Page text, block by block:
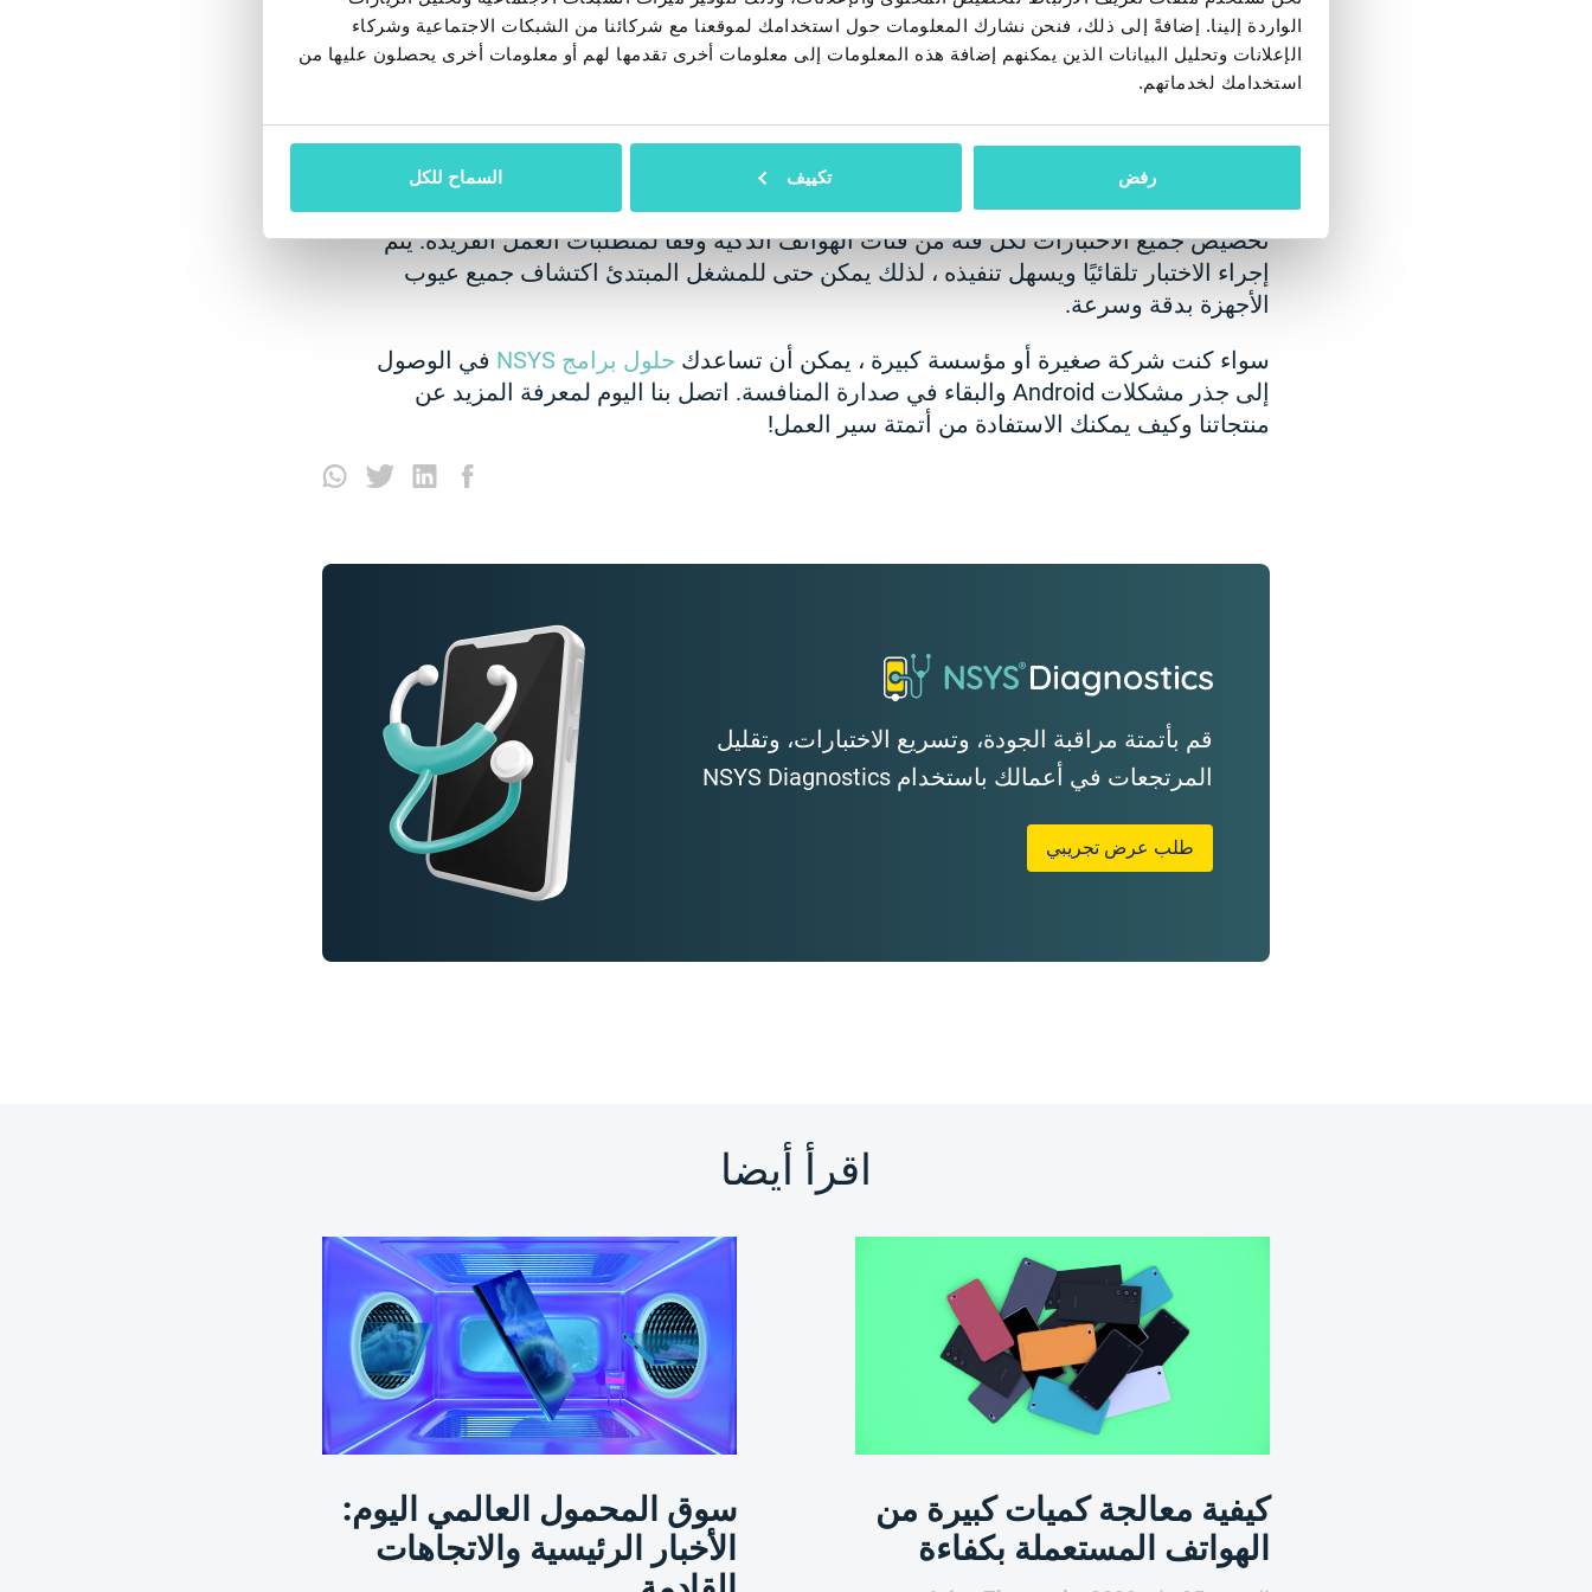
الواردة إلينا. إضافةً إلى ذلك، فنحن نشارك المعلومات حول استخدامك لموقعنا مع شركائنا من الشبكات الاجتماعية وشركاء
الإعلانات وتحليل البيانات الذين يمكنهم إضافة هذه المعلومات إلى معلومات أخرى تقدمها لهم أو معلومات أخرى يحصلون عليها من
استخدامك لخدماتهم.
رفض تكييف السماح للكل
علامة مرة واحدة واستخدمها طوال الوقت!
جميع الخطوات المعقدة والانتقال بسرعة إلى التشخيص ، مما يوفر الوقت والمال. يصل متوسط ​​
وقت الفحص الكامل إلى 2-3 دقائق ، مما يزيد بشكل كبير من إنتاجية قسم مراقبة الجودة.
تتكيف NSYS Diagnostics مع كل عنصر متحرك عن طريق التحقق من جميع جوانبها. يمكنك
تخصيص جميع الاختبارات لكل فئة من فئات الهواتف الذكية وفقًا لمتطلبات العمل الفريدة. يتم
إجراء الاختبار تلقائيًا ويسهل تنفيذه ، لذلك يمكن حتى للمشغل المبتدئ اكتشاف جميع عيوب
الأجهزة بدقة وسرعة.
سواء كنت شركة صغيرة أو مؤسسة كبيرة ، يمكن أن تساعدك حلول برامج NSYS
في الوصول
إلى جذر مشكلات Android والبقاء في صدارة المنافسة. اتصل بنا اليوم لمعرفة المزيد عن
منتجاتنا وكيف يمكنك الاستفادة من أتمتة سير العمل!
قم بأتمتة مراقبة الجودة، وتسريع الاختبارات، وتقليل
المرتجعات في أعمالك باستخدام NSYS Diagnostics
طلب عرض تجريبي
اقرأ أيضا
كيفية معالجة كميات كبيرة من
الهواتف المستعملة بكفاءة
سوق المحمول العالمي اليوم:
الأخبار الرئيسية والاتجاهات